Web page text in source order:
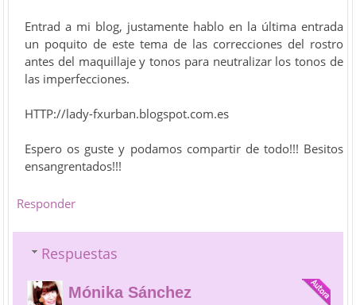
Entrad a mi blog, justamente hablo en la última entrada
un poquito de este tema de las correcciones del rostro
antes del maquillaje y tonos para neutralizar los tonos de
las imperfecciones.
HTTP://lady-fxurban.blogspot.com.es
Espero os guste y podamos compartir de todo!!! Besitos
ensangrentados!!!
Responder
Respuestas
Mónika Sánchez